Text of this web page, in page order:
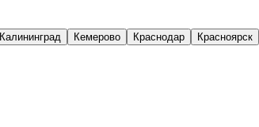
Калининград Кемерово Краснодар Красноярск